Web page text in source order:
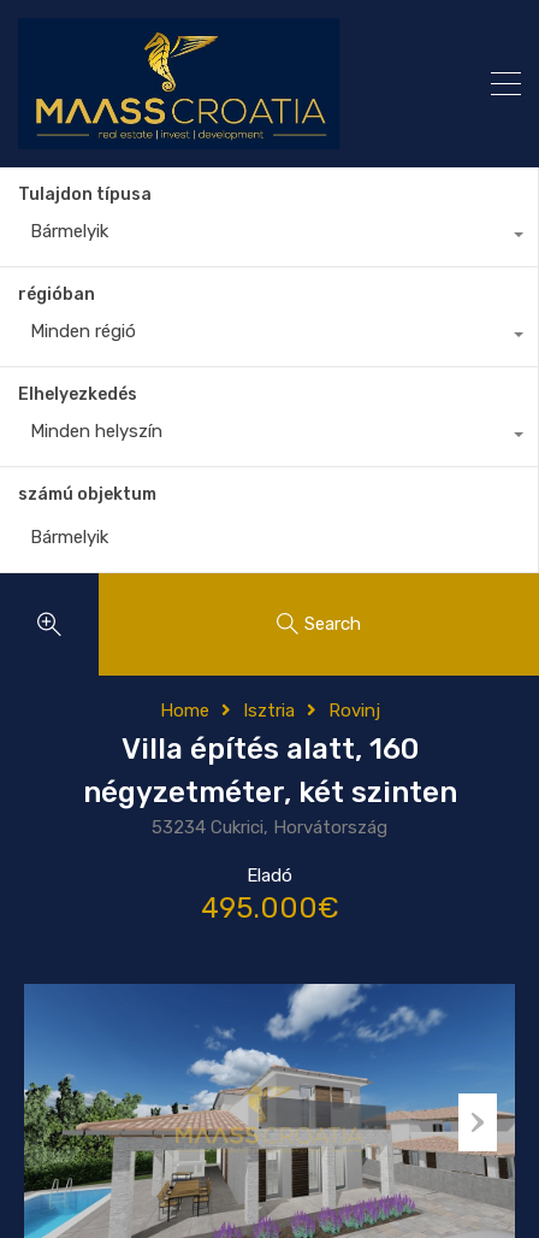
Tulajdon típusa
Bármelyik
régióban
Minden régió
Elhelyezkedés
Minden helyszín
számú objektum
Search
Home Isztria Rovinj
Villa építés alatt, 160
négyzetméter, két szinten
53234 Cukrici, Horvátország
Eladó
495.000€